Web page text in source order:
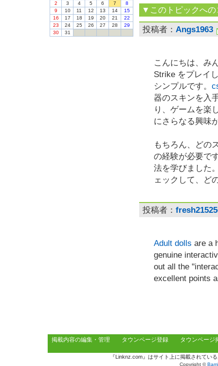
2
3 4 5 6 7
8
9
10 11 12 13 14
15
16
17 18 19 20 21
22
23
24 25 26 27 28
29
30
31
▼このトピックへの
投稿者： Angs1963
こんにちは、み
Strike をプレイ
シンプルです。
器のスキンを入
り、ゲームを楽
にさらなる興味
もちろん、どの
の経験が必要で
法を学びました
ェックして、ど
投稿者：
Adult dolls are a
genuine
out all the
excellent points
掲載内容の編集・管理 タウンページ登録 タウンページ
『Linknz.com』はサイト上に掲載されてい
Copyright ©